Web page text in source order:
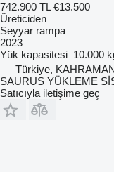
742.900 TL €13.500
Üreticiden
Seyyar rampa
2023
Yük kapasitesi 10.000
Türkiye,
SAURUS YÜKLEME
Satıcıyla iletişime geç